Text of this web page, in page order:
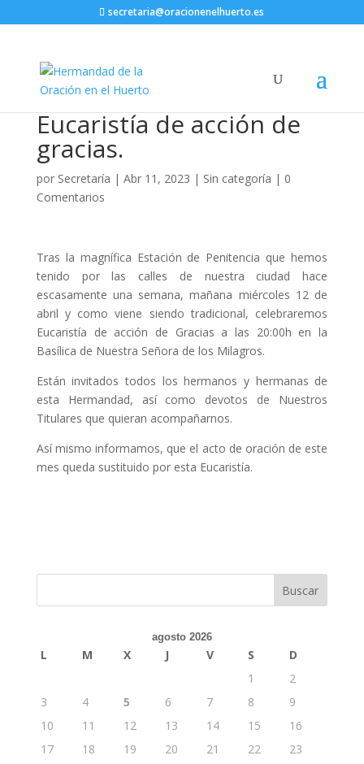
secretaria@oracionenelhuerto.es
Eucaristía de acción de
gracias.
por Secretaría | Abr 11, 2023 | Sin categoría | 0
Comentarios
Tras la magnífica Estación de Penitencia que hemos
tenido por las calles de nuestra ciudad hace
escasamente una semana, mañana miércoles 12 de
abril y como viene siendo tradicional, celebraremos
Eucaristía de acción de Gracias a las 20:00h en la
Basílica de Nuestra Señora de los Milagros.
Están invitados todos los hermanos y hermanas de
esta Hermandad, así como devotos de Nuestros
Titulares que quieran acompañarnos.
Así mismo informamos, que el acto de oración de este
mes queda sustituido por esta Eucaristía.
agosto 2026
L M X J V S
D
1
2
3
4 5 6 7 8
9
10
11 12 13 14 15
16
17
18 19 20 21 22
23